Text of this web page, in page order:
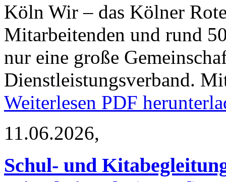
Köln Wir – das Kölner
Mitarbeitenden und rund
nur eine große
Dienstleistungsverband.
Weiterlesen PDF
11.06.2026,
Schul- und